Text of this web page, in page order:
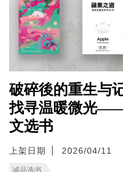
破碎後的重生与
找寻温暖微光
文选书
上架日期 2026/04/11
诚品选书